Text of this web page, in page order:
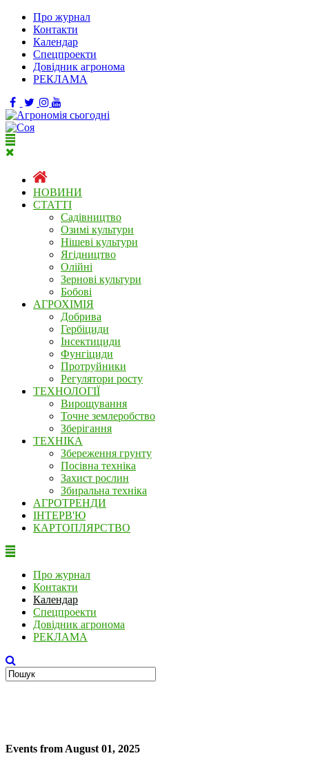
Про журнал
Контакти
Календар
Спецпроекти
Довідник агронома
РЕКЛАМА
НОВИНИ
СТАТТІ
Садівництво
Озимі культури
Нішеві культури
Ягідництво
Олійні
Зернові культури
Бобові
АГРОХІМІЯ
Добрива
Гербіциди
Інсектициди
Фунгіциди
Протруйники
Регулятори росту
ТЕХНОЛОГІЇ
Вирощування
Точне землеробство
Зберігання
ТЕХНІКА
Збереження грунту
Посівна техніка
Захист рослин
Збиральна техніка
АГРОТРЕНДИ
ІНТЕРВ'Ю
КАРТОПЛЯРСТВО
Про журнал
Контакти
Календар
Спецпроекти
Довідник агронома
РЕКЛАМА
Events from August 01, 2025